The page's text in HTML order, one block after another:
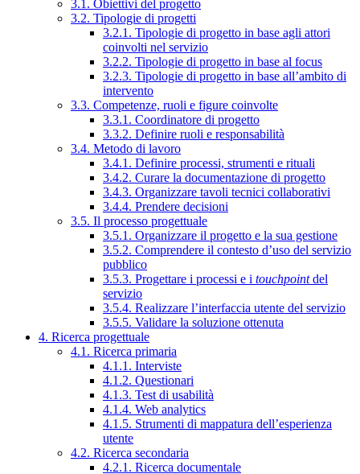
3.1. Obiettivi del progetto
3.2. Tipologie di progetti
3.2.1. Tipologie di progetto in base agli attori
coinvolti nel servizio
3.2.2. Tipologie di progetto in base al focus
3.2.3. Tipologie di progetto in base all’ambito di
intervento
3.3. Competenze, ruoli e figure coinvolte
3.3.1. Coordinatore di progetto
3.3.2. Definire ruoli e responsabilità
3.4. Metodo di lavoro
3.4.1. Definire processi, strumenti e rituali
3.4.2. Curare la documentazione di progetto
3.4.3. Organizzare tavoli tecnici collaborativi
3.4.4. Prendere decisioni
3.5. Il processo progettuale
3.5.1. Organizzare il progetto e la sua gestione
3.5.2. Comprendere il contesto d’uso del servizio
pubblico
3.5.3. Progettare i processi e i touchpointdel
servizio
3.5.4. Realizzare l’interfaccia utente del servizio
3.5.5. Validare la soluzione ottenuta
4. Ricerca progettuale
4.1. Ricerca primaria
4.1.1. Interviste
4.1.2. Questionari
4.1.3. Test di usabilità
4.1.4. Web analytics
4.1.5. Strumenti di mappatura dell’esperienza
utente
4.2. Ricerca secondaria
4.2.1. Ricerca documentale